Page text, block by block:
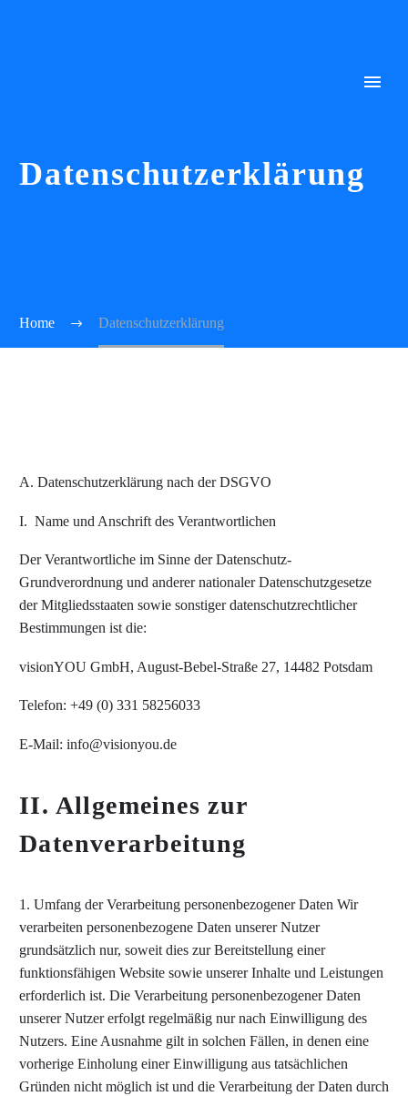
Datenschutzerklärung
Home Datenschutzerklärung
A. Datenschutzerklärung nach der DSGVO
I. Name und Anschrift des Verantwortlichen
Der Verantwortliche im Sinne der Datenschutz-
Grundverordnung und anderer nationaler Datenschutzgesetze
der Mitgliedsstaaten sowie sonstiger datenschutzrechtlicher
Bestimmungen ist die:
visionYOU GmbH, August-Bebel-Straße 27, 14482 Potsdam
Telefon: +49 (0) 331 58256033
E-Mail: info@visionyou.de
II. Allgemeines zur
Datenverarbeitung
1. Umfang der Verarbeitung personenbezogener Daten Wir
verarbeiten personenbezogene Daten unserer Nutzer
grundsätzlich nur, soweit dies zur Bereitstellung einer
funktionsfähigen Website sowie unserer Inhalte und Leistungen
erforderlich ist. Die Verarbeitung personenbezogener Daten
unserer Nutzer erfolgt regelmäßig nur nach Einwilligung des
Nutzers. Eine Ausnahme gilt in solchen Fällen, in denen eine
vorherige Einholung einer Einwilligung aus tatsächlichen
Gründen nicht möglich ist und die Verarbeitung der Daten durch